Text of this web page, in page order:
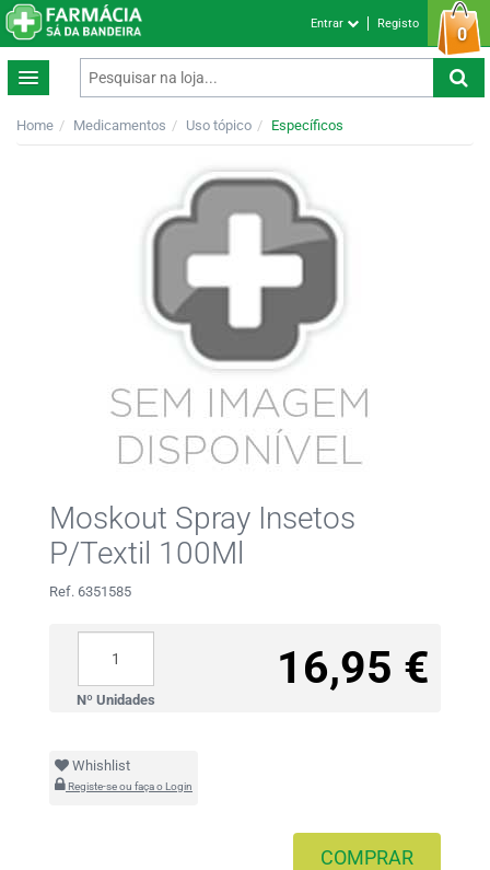
0
Entrar Registo
Home Medicamentos Uso tópico Específicos
Moskout Spray Insetos
P/Textil 100Ml
Ref. 6351585
16,95 €
Nº Unidades
Whishlist
Registe-se ou faça o Login
COMPRAR